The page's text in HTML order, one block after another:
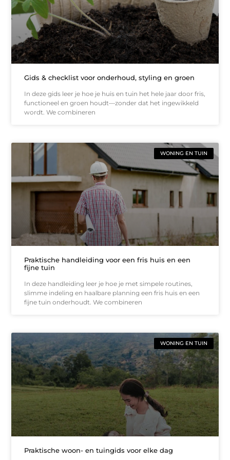
Gids & checklist voor onderhoud, styling en groen
In deze gids leer je hoe je huis en tuin het hele jaar door fris,
functioneel en groen houdt—zonder dat het ingewikkeld
wordt. We combineren
WONING EN TUIN
Praktische handleiding voor een fris huis en een
fijne tuin
In deze handleiding leer je hoe je met simpele routines,
slimme indeling en haalbare planning een fris huis en een
fijne tuin onderhoudt. We combineren
WONING EN TUIN
Praktische woon- en tuingids voor elke dag